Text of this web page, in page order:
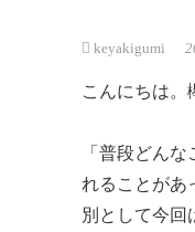
keyakigumi
こんにちは
「普段どん
れることがあ
別として今回